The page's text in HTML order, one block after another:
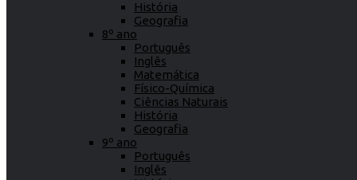
História
Geografia
8º ano
Português
Inglês
Matemática
Físico-Química
Ciências Naturais
História
Geografia
9º ano
Português
Inglês